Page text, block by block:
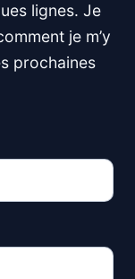
lignes. Je
je m’y
prochaines